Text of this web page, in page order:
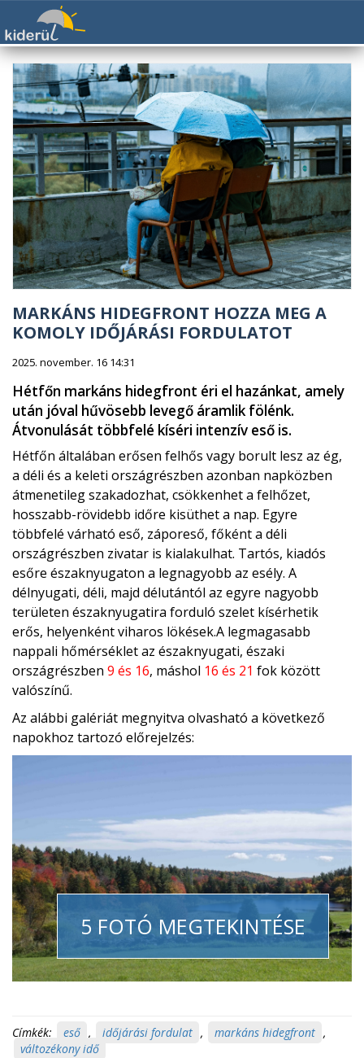
MARKÁNS HIDEGFRONT HOZZA MEG A
KOMOLY IDŐJÁRÁSI FORDULATOT
2025. november. 16 14:31
Hétfőn markáns hidegfront éri el hazánkat, amely
után jóval hűvösebb levegő áramlik fölénk.
Átvonulását többfelé kíséri intenzív eső is.
Hétfőn általában erősen felhős vagy borult lesz az ég,
a déli és a keleti országrészben azonban napközben
átmenetileg szakadozhat, csökkenhet a felhőzet,
hosszabb-rövidebb időre kisüthet a nap. Egyre
többfelé várható eső, záporeső, főként a déli
országrészben zivatar is kialakulhat. Tartós, kiadós
esőre északnyugaton a legnagyobb az esély. A
délnyugati, déli, majd délutántól az egyre nagyobb
területen északnyugatira forduló szelet kísérhetik
erős, helyenként viharos lökések.A legmagasabb
nappali hőmérséklet az északnyugati, északi
országrészben 9 és 16, máshol 16 és 21 fok között
valószínű.
Az alábbi galériát megnyitva olvasható a következő
napokhoz tartozó előrejelzés:
5 FOTÓ MEGTEKINTÉSE
Címkék: eső , időjárási fordulat , markáns hidegfront ,
változékony idő